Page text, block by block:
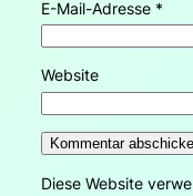
E-Mail-Adresse *
Website
Diese Website